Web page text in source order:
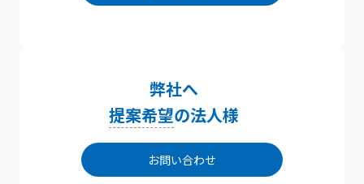
弊社へ
提案希望の法人様
お問い合わせ